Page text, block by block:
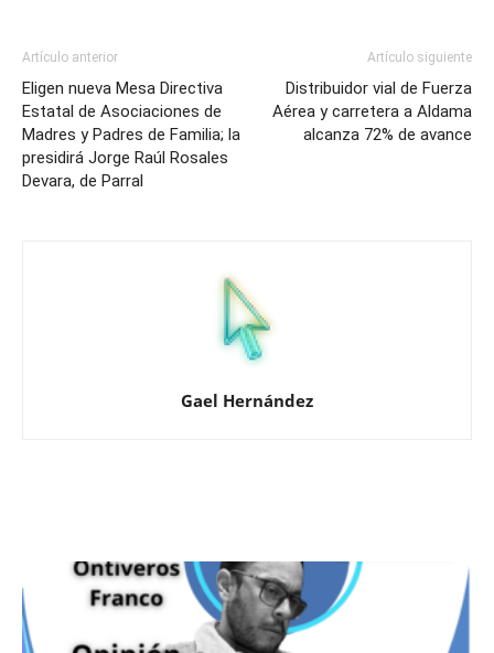
Artículo anterior
Eligen nueva Mesa Directiva
Estatal de Asociaciones de
Madres y Padres de Familia; la
presidirá Jorge Raúl Rosales
Devara, de Parral
Artículo siguiente
Distribuidor vial de Fuerza
Aérea y carretera a Aldama
alcanza 72% de avance
Gael Hernández